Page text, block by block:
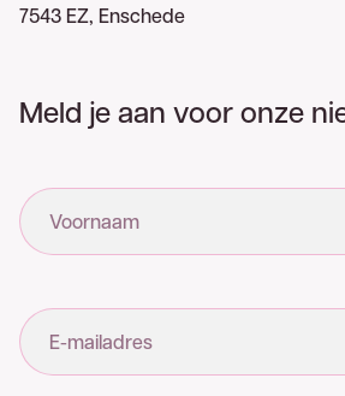
7543 EZ, Enschede
Meld je aan voor onze
Voornaam
E-mailadres